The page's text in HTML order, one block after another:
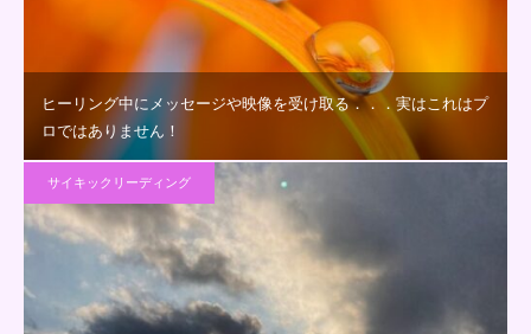
ヒーリング中にメッセージや映像を受け取る．．．実はこれはプ
ロではありません！
サイキックリーディング